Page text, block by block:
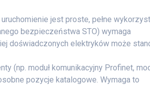
jest proste, pełne
bezpieczeństwa STO) wymaga
doświadczonych elektryków może
(np. moduł komunikacyjny Profinet,
pozycje katalogowe. Wymaga to